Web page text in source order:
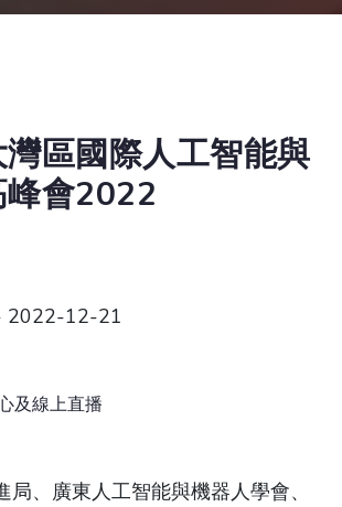
區國際人工智能與
會2022
2022-12-21
及線上直播
局、廣東人工智能與機器人學會、